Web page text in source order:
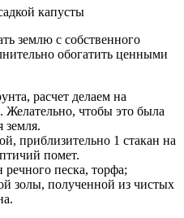
землю с собственного
обогатить ценными
расчет делаем на
чтобы это была
земля.
приблизительно 1 стакан на
помет.
песка, торфа;
золы, полученной из чистых